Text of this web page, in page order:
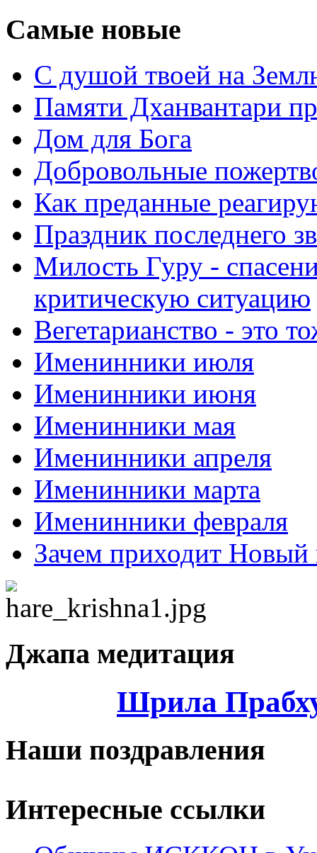
Самые новые
С душой твоей на
Памяти Дханвантари
Дом для Бога
Добровольные
Как преданные
Праздник последнего
Милость Гуру -
критическую ситуацию
Вегетарианство - это
Именинники июля
Именинники июня
Именинники мая
Именинники апреля
Именинники марта
Именинники февраля
Зачем приходит Новый
Джапа медитация
Шрила
Наши поздравления
Интересные ссылки